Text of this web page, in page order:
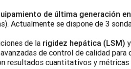
de última generación
Actualmente se dispone de 3
de la rigidez hepática (LSM) y
de control de calidad
resultados cuantitativos y métricas